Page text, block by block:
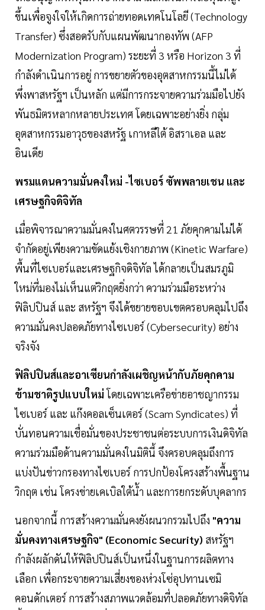
ขึ้นเพื่อจูงใจให้เกิดการถ่ายทอดเทคโนโลยี (Technology
Transfer) ซึ่งสอดรับกับแผนพัฒนากองทัพ (AFP
Modernization Program) ระยะที่ 3 หรือ Horizon 3 ที่
กำลังดำเนินการอยู่ การขยายตัวของอุตสาหกรรมนี้ไม่ได้
พึ่งพาสหรัฐฯ เป็นหลัก แต่มีการกระจายความร่วมมือไปยัง
พันธมิตรหลากหลายประเทศ โดยเฉพาะอย่างยิ่ง กลุ่ม
อุตสาหกรรมอาวุธของสหรัฐ เกาหลีใต้ อิสราเอล และ
อินเดีย
พรมแดนความมั่นคงใหม่ -ไซเบอร์ ซัพพลายเชน และ
เศรษฐกิจดิจิทัล
เมื่อพิจารณาความมั่นคงในศตวรรษที่ 21 ภัยคุกคามไม่ได้
จำกัดอยู่เพียงความขัดแย้งเชิงกายภาพ (Kinetic Warfare)
พื้นที่ไซเบอร์และเศรษฐกิจดิจิทัล ได้กลายเป็นสมรภูมิ
ใหม่ที่มองไม่เห็นแต่วิกฤตยิ่งกว่า ความร่วมมือระหว่าง
ฟิลิปปินส์ และ สหรัฐฯ จึงได้ขยายขอบเขตครอบคลุมไปถึง
ความมั่นคงปลอดภัยทางไซเบอร์ (Cybersecurity) อย่าง
จริงจัง
ฟิลิปปินส์และอาเซียนกำลังเผชิญหน้ากับภัยคุกคาม
ข้ามชาติรูปแบบใหม่โดยเฉพาะเครือข่ายอาชญากรรม
ไซเบอร์ และ แก๊งคอลเซ็นเตอร์ (Scam Syndicates) ที่
บั่นทอนความเชื่อมั่นของประชาชนต่อระบบการเงินดิจิทัล
ความร่วมมือด้านความมั่นคงในมิตินี้ จึงครอบคลุมถึงการ
แบ่งปันข่าวกรองทางไซเบอร์ การปกป้องโครงสร้างพื้นฐาน
วิกฤต เช่น โครงข่ายเคเบิลใต้น้ำ และการยกระดับบุคลากร
นอกจากนี้ การสร้างความมั่นคงยังผนวกรวมไปถึง "ความ
มั่นคงทางเศรษฐกิจ" (Economic Security) สหรัฐฯ
กำลังผลักดันให้ฟิลิปปินส์เป็นหนึ่งในฐานการผลิตทาง
เลือก เพื่อกระจายความเสี่ยงของห่วงโซ่อุปทานเซมิ
คอนดักเตอร์ การสร้างสภาพแวดล้อมที่ปลอดภัยทางดิจิทัล